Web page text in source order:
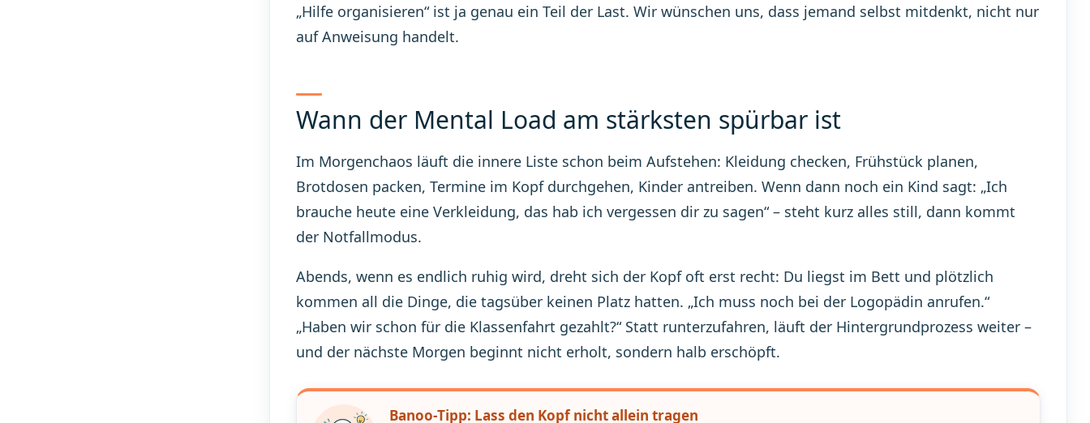
„Hilfe organisieren“ ist ja genau ein Teil der Last. Wir wünschen uns, dass jemand selbst mitdenkt, nicht nur
auf Anweisung handelt.
Wann der Mental Load am stärksten spürbar ist
Im Morgenchaos läuft die innere Liste schon beim Aufstehen: Kleidung checken, Frühstück planen,
Brotdosen packen, Termine im Kopf durchgehen, Kinder antreiben. Wenn dann noch ein Kind sagt: „Ich
brauche heute eine Verkleidung, das hab ich vergessen dir zu sagen“ – steht kurz alles still, dann kommt
der Notfallmodus.
Abends, wenn es endlich ruhig wird, dreht sich der Kopf oft erst recht: Du liegst im Bett und plötzlich
kommen all die Dinge, die tagsüber keinen Platz hatten. „Ich muss noch bei der Logopädin anrufen.“
„Haben wir schon für die Klassenfahrt gezahlt?“ Statt runterzufahren, läuft der Hintergrundprozess weiter –
und der nächste Morgen beginnt nicht erholt, sondern halb erschöpft.
Banoo-Tipp: Lass den Kopf nicht allein tragen